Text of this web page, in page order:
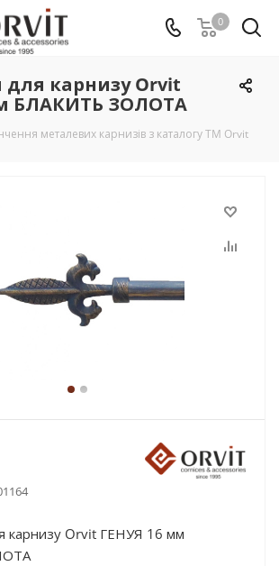
0
для карнизу Orvit
БЛАКИТЬ ЗОЛОТА
металевих карнизів з каталогу TM Orvit
карнизу Orvit ГЕНУЯ 16 мм